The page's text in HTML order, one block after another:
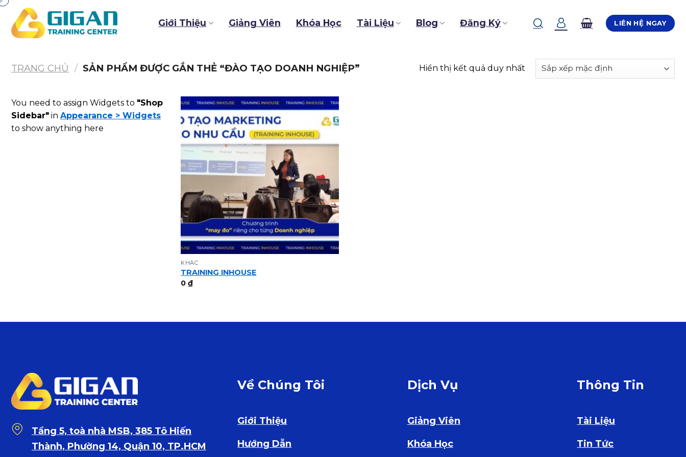
Chuyển
đến
nội
Giới Thiệu Giảng Viên Khóa Học Tài Liệu Blog Đăng Ký LIÊN HỆ NGAY
TRANG CHỦ / SẢN PHẨM ĐƯỢC GẮN THẺ “ĐÀO TẠO DOANH NGHIỆP” Hiển thị kết quả duy nhất
You need to assign Widgets to "Shop
Sidebar" in Appearance > Widgets
to show anything here
KHÁC
TRAINING INHOUSE
0₫
Tầng 5, toà nhà MSB, 385 Tô Hiến
Thành, Phường 14, Quận 10, TP.HCM
Về Chúng Tôi
Giới Thiệu
Hướng Dẫn
Dịch Vụ
Giảng Viên
Khóa Học
Thông Tin
Tài Liệu
Tin Tức